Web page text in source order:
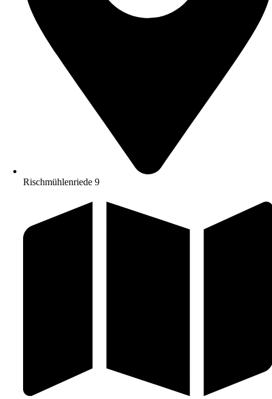
Rischmühlenriede 9